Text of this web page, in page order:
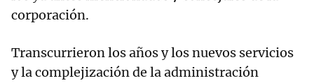
corporación.
Transcurrieron los años y los nuevos servicios
y la complejización de la administración